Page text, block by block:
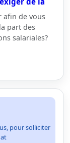
afin de vous
part des
salariales?
pour solliciter